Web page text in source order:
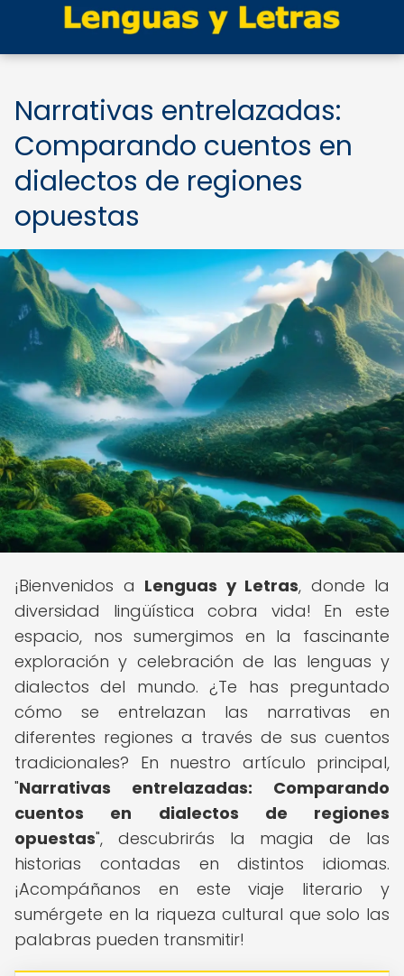
Narrativas entrelazadas:
Comparando cuentos en
dialectos de regiones
opuestas
¡Bienvenidos a Lenguas y Letras, donde la
diversidad lingüística cobra vida! En este
espacio, nos sumergimos en la fascinante
exploración y celebración de las lenguas y
dialectos del mundo. ¿Te has preguntado
cómo se entrelazan las narrativas en
diferentes regiones a través de sus cuentos
tradicionales? En nuestro artículo principal,
"Narrativas entrelazadas: Comparando
cuentos en dialectos de regiones
opuestas", descubrirás la magia de las
historias contadas en distintos idiomas.
¡Acompáñanos en este viaje literario y
sumérgete en la riqueza cultural que solo las
palabras pueden transmitir!